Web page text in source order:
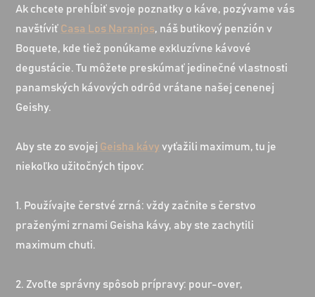
Ak chcete prehĺbiť svoje poznatky o káve, pozývame vás
navštíviť Casa Los Naranjos, náš butikový penzión v
Boquete, kde tiež ponúkame exkluzívne kávové
degustácie. Tu môžete preskúmať jedinečné vlastnosti
panamských kávových odrôd vrátane našej cenenej
Geishy.
Aby ste zo svojej Geisha kávy vyťažili maximum, tu je
niekoľko užitočných tipov:
1. Používajte čerstvé zrná: vždy začnite s čerstvo
praženými zrnami Geisha kávy, aby ste zachytili
maximum chuti.
2. Zvoľte správny spôsob prípravy: pour-over,